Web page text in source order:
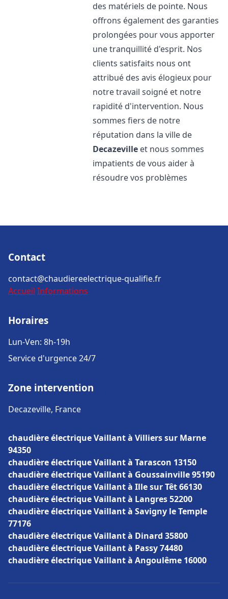
des matériels de pointe. Nous
offrons également des garanties
prolongées pour vous apporter
une tranquillité d'esprit. Nos
clients satisfaits nous ont
attribué des avis élogieux pour
notre travail soigné et notre
rapidité d'intervention. Nous
sommes fiers de notre
réputation dans la ville de
Decazeville et nous sommes
impatients de vous aider à
résoudre vos problèmes
Contact
contact@chaudiereelectrique-qualifie.fr
Accueil Informations
Horaires
Lun-Ven: 8h-19h
Service d'urgence 24/7
Zone intervention
Decazeville, France
chaudière électrique Vaillant à Villiers sur Marne
94350
chaudière électrique Vaillant à Tarascon 13150
chaudière électrique Vaillant à Goussainville 95190
chaudière électrique Vaillant à Ille sur Têt 66130
chaudière électrique Vaillant à Langres 52200
chaudière électrique Vaillant à Savigny le Temple
77176
chaudière électrique Vaillant à Dinard 35800
chaudière électrique Vaillant à Passy 74480
chaudière électrique Vaillant à Angoulême 16000